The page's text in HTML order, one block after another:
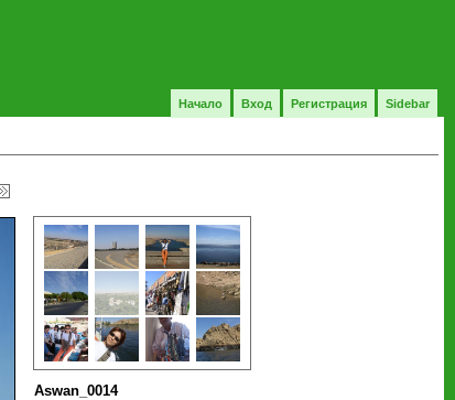
Начало Вход Регистрация Sidebar
Aswan_0014